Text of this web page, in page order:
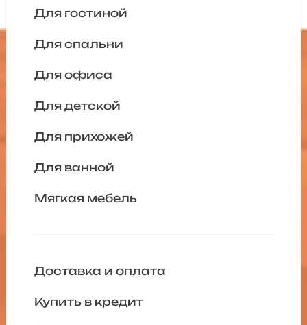
Для гостиной
Для спальни
Для офиса
Для детской
Для прихожей
Для ванной
Мягкая мебель
Доставка и оплата
Купить в кредит